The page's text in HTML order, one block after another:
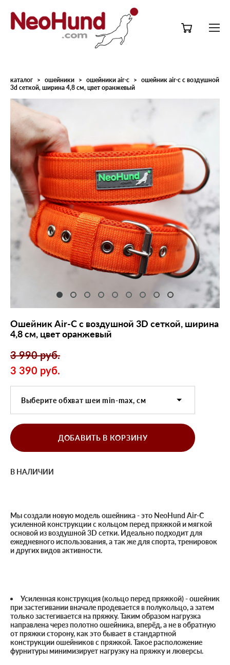
каталог > ошейники > ошейники air-c > ошейник air-c с воздушной
3d сеткой, ширина 4,8 см, цвет оранжевый
Ошейник Air-C с воздушной 3D сеткой, ширина
4,8 см, цвет оранжевый
3 990 pуб.
3 390 pуб.
Выберите обхват шеи min-max, см
ДОБАВИТЬ В КОРЗИНУ
В НАЛИЧИИ
М​ы создали новую модель ошейника - это NeoHund Air-C
усиленной конструкции с кольцом перед пряжкой и мягкой
основой из воздушной 3D сетки. Идеально подходит для
ежедневного использования, а так же для спорта, тренировок
и других видов активности.
Усиленная конструкция (кольцо перед пряжкой) - ошейник
при застегивании вначале продевается в полукольцо, а затем
только застегивается на пряжку. Таким образом нагрузка
направлена через полотно ошейника, вперёд, а не в обратную
от пряжки сторону, как это бывает в стандартной
конструкции ошейников с пряжкой. Такое расположение
фурнитуры минимизирует нагрузку на пряжку и люверсы.